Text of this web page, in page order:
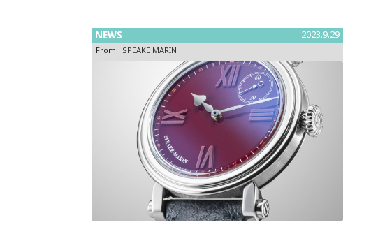
NEWS 2023.9.29
From : SPEAKE MARIN